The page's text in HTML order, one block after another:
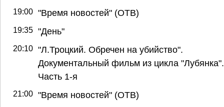
19:00 "Время новостей" (ОТВ)
19:35 "День"
20:10 "Л.Троцкий. Обречен на убийство".
Документальный фильм из цикла "Лубянка".
Часть 1-я
21:00 "Время новостей" (ОТВ)